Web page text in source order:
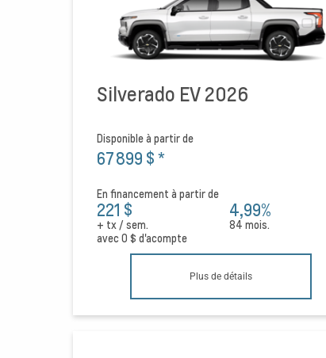
Silverado EV 2026
Disponible à partir de
67 899 $*
En financement à partir de
221 $
+ tx / sem.
4,99%
84 mois.
avec0 $ d'acompte
Plus de détails